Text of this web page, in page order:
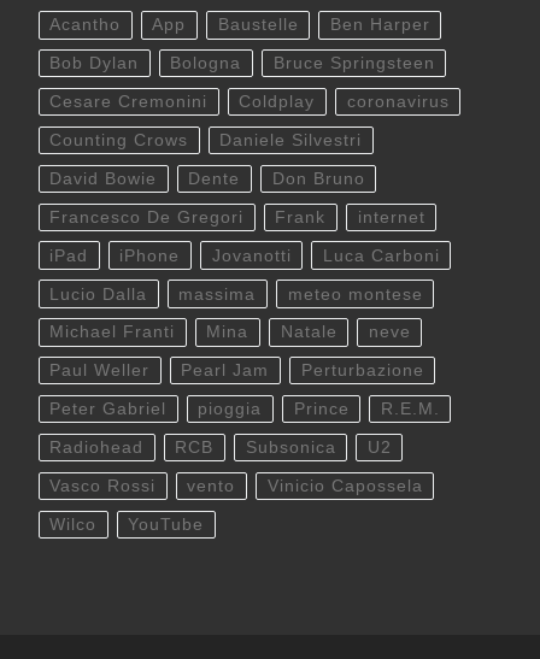
Acantho App Baustelle Ben Harper
Bob Dylan Bologna Bruce Springsteen
Cesare Cremonini Coldplay coronavirus
Counting Crows Daniele Silvestri
David Bowie Dente Don Bruno
Francesco De Gregori Frank internet
iPad iPhone Jovanotti Luca Carboni
Lucio Dalla massima meteo montese
Michael Franti Mina Natale neve
Paul Weller Pearl Jam Perturbazione
Peter Gabriel pioggia Prince R.E.M.
Radiohead RCB Subsonica U2
Vasco Rossi vento Vinicio Capossela
Wilco YouTube